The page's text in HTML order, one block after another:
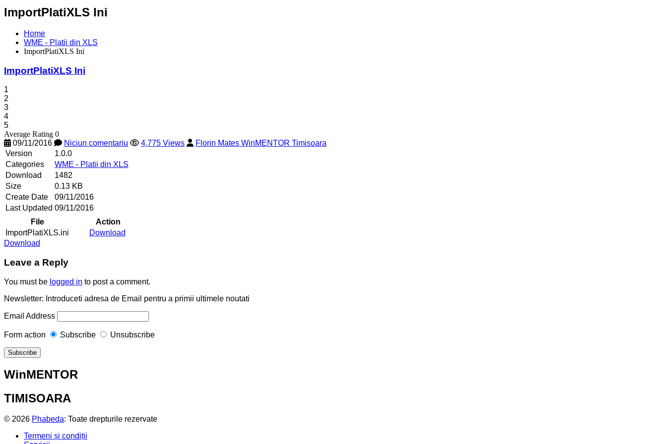
ImportPlatiXLS Ini
Home
WME - Platii din XLS
ImportPlatiXLS Ini
ImportPlatiXLS Ini
1
2
3
4
5
Average Rating 0
09/11/2016
Niciun comentariu 4,775 Views
Florin Mates WinMENTOR Timisoara
Version
1.0.0
Categories
WME - Platii din XLS
Download
1482
Size
0.13 KB
Create Date
09/11/2016
Last Updated 09/11/2016
File
Action
ImportPlatiXLS.ini
Download
Download
Leave a Reply
You must be logged in to post a comment.
Newsletter: Introduceti adresa de Email pentru a primii ultimele noutati
Email Address
Form action Subscribe Unsubscribe
WinMENTOR
TIMISOARA
© 2026 Phabeda: Toate drepturile rezervate
Termeni și condiții